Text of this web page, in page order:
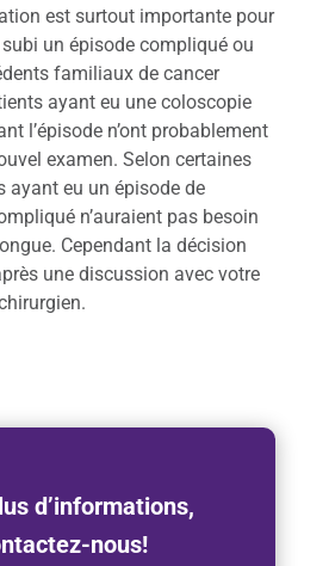
est surtout importante pour
un épisode compliqué ou
familiaux de cancer
ayant eu une coloscopie
l’épisode n’ont probablement
examen. Selon certaines
ayant eu un épisode de
n’auraient pas besoin
Cependant la décision
une discussion avec votre
d’informations,
nous!